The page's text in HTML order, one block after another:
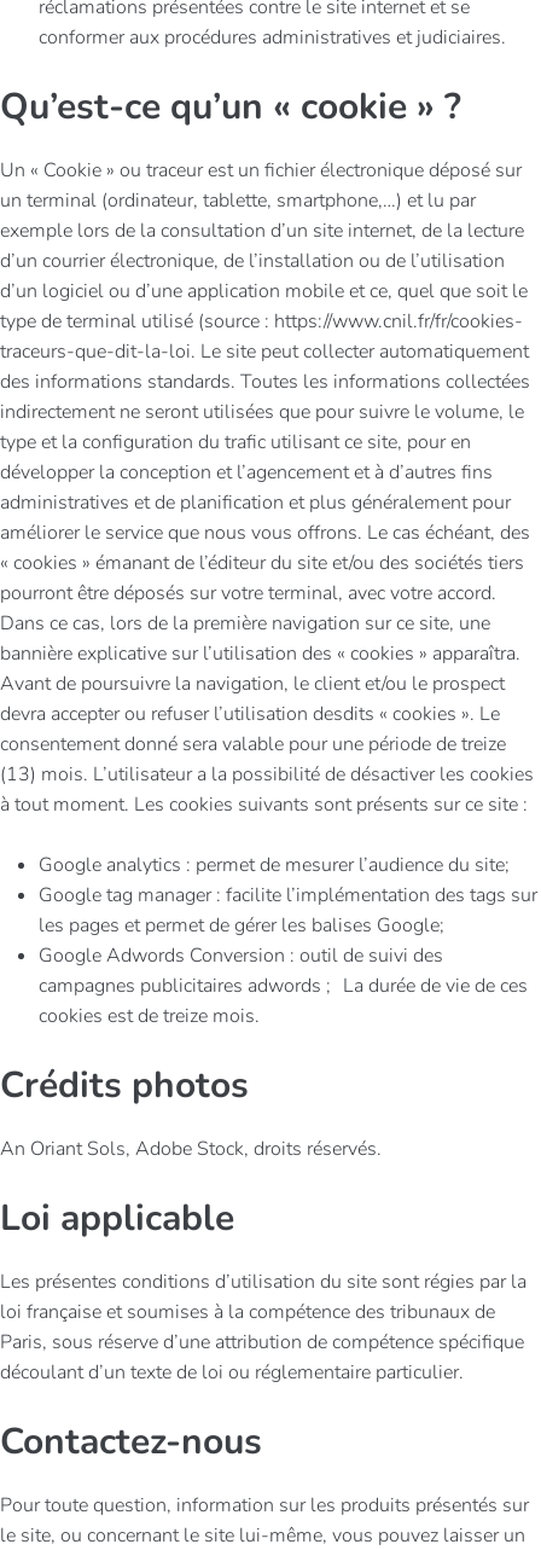
réclamations présentées contre le site internet et se
conformer aux procédures administratives et judiciaires.
Qu’est-ce qu’un « cookie » ?
Un « Cookie » ou traceur est un fichier électronique déposé sur
un terminal (ordinateur, tablette, smartphone,…) et lu par
exemple lors de la consultation d’un site internet, de la lecture
d’un courrier électronique, de l’installation ou de l’utilisation
d’un logiciel ou d’une application mobile et ce, quel que soit le
type de terminal utilisé (source : https://www.cnil.fr/fr/cookies-
traceurs-que-dit-la-loi. Le site peut collecter automatiquement
des informations standards. Toutes les informations collectées
indirectement ne seront utilisées que pour suivre le volume, le
type et la configuration du trafic utilisant ce site, pour en
développer la conception et l’agencement et à d’autres fins
administratives et de planification et plus généralement pour
améliorer le service que nous vous offrons. Le cas échéant, des
« cookies » émanant de l’éditeur du site et/ou des sociétés tiers
pourront être déposés sur votre terminal, avec votre accord.
Dans ce cas, lors de la première navigation sur ce site, une
bannière explicative sur l’utilisation des « cookies » apparaîtra.
Avant de poursuivre la navigation, le client et/ou le prospect
devra accepter ou refuser l’utilisation desdits « cookies ». Le
consentement donné sera valable pour une période de treize
(13) mois. L’utilisateur a la possibilité de désactiver les cookies
à tout moment. Les cookies suivants sont présents sur ce site :
Google analytics : permet de mesurer l’audience du site;
Google tag manager : facilite l’implémentation des tags sur
les pages et permet de gérer les balises Google;
Google Adwords Conversion : outil de suivi des
campagnes publicitaires adwords ; La durée de vie de ces
cookies est de treize mois.
Crédits photos
An Oriant Sols, Adobe Stock, droits réservés.
Loi applicable
Les présentes conditions d’utilisation du site sont régies par la
loi française et soumises à la compétence des tribunaux de
Paris, sous réserve d’une attribution de compétence spécifique
découlant d’un texte de loi ou réglementaire particulier.
Contactez-nous
Pour toute question, information sur les produits présentés sur
le site, ou concernant le site lui-même, vous pouvez laisser un